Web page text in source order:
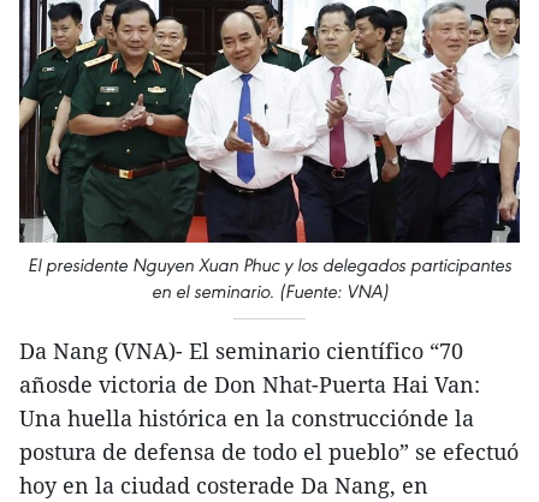
El presidente Nguyen Xuan Phuc y los delegados participantes
en el seminario. (Fuente: VNA)
Da Nang (VNA)- El seminario científico “70
añosde victoria de Don Nhat-Puerta Hai Van:
Una huella histórica en la construcciónde la
postura de defensa de todo el pueblo” se efectuó
hoy en la ciudad costerade Da Nang, en